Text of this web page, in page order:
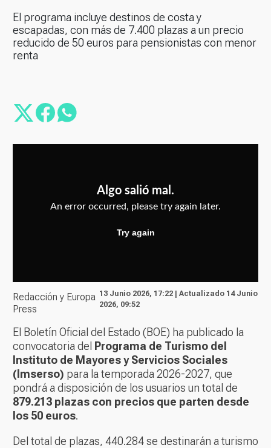
El programa incluye destinos de costa y
escapadas, con más de 7.400 plazas a un precio
reducido de 50 euros para pensionistas con menor
renta
Redacción y Europa
Press
13 Junio 2026, 17:22 | Actualizado 14 Junio
2026, 09:52
El Boletín Oficial del Estado (BOE) ha publicado la
convocatoria del Programa de Turismo del
Instituto de Mayores y Servicios Sociales
(Imserso) para la temporada 2026-2027, que
pondrá a disposición de los usuarios un total de
879.213 plazas con precios que parten desde
los 50 euros.
Del total de plazas, 440.284 se destinarán a turismo